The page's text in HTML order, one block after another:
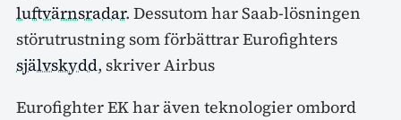
luftvärnsradar. Dessutom har Saab-lösningen
störutrustning som förbättrar Eurofighters
självskydd, skriver Airbus
Eurofighter EK har även teknologier ombord